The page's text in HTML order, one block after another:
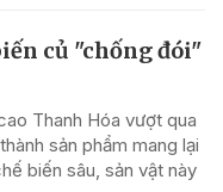
củ "chống đói"
Thanh Hóa vượt qua
sản phẩm mang lại
biến sâu, sản vật này